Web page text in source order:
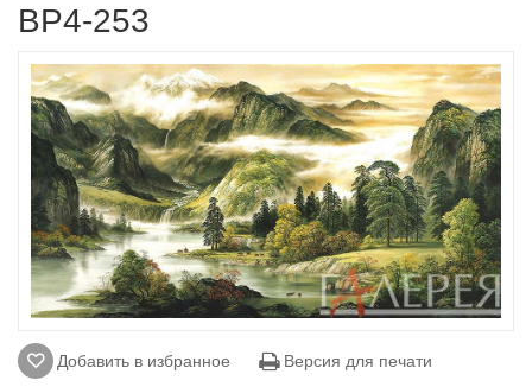
ВР4-253
Добавить в избранное Версия для печати